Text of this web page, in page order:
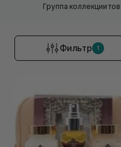
Группа коллекции
Фильтр 1